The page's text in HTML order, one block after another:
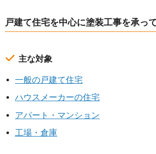
戸建て住宅を中心に塗装工事を承っ
主な対象
一般の戸建て住宅
ハウスメーカーの住宅
アパート・マンション
工場・倉庫